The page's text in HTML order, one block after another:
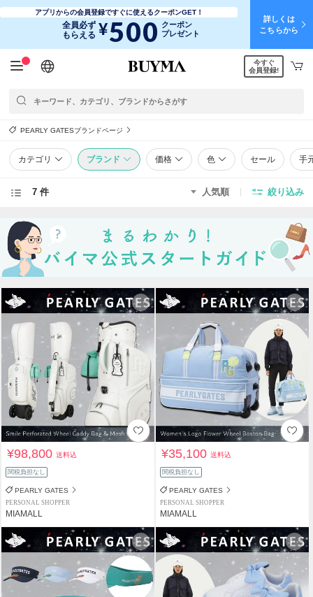
アプリからの会員登録ですぐに使えるクーポンGET！
全員必ず
もらえる ¥500 クーポン
プレゼント
詳しくは
こちらから
日本語
English
简体中文
繁體中文
今すぐ
会員登録!
PEARLY GATESブランドページ
カテゴリ ブランド 価格 色 セール 手
7 件 人気順 絞り込み
¥98,800送料込
関税負担なし
PEARLY GATES
PERSONAL SHOPPER
MIAMALL
¥35,100送料込
関税負担なし
PEARLY GATES
PERSONAL SHOPPER
MIAMALL